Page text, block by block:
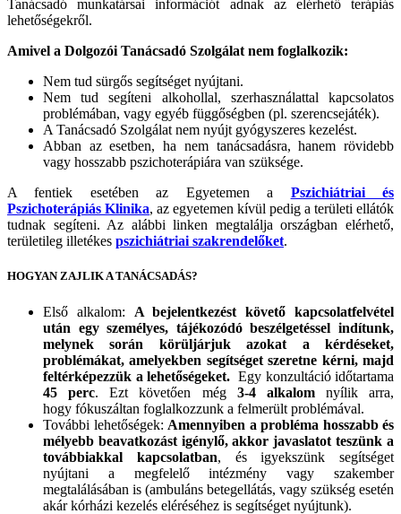
Tanácsadó munkatársai információt adnak az elérhető terápiás
lehetőségekről.
Amivel a Dolgozói Tanácsadó Szolgálat nem foglalkozik:
Nem tud sürgős segítséget nyújtani.
Nem tud segíteni alkohollal, szerhasználattal kapcsolatos
problémában, vagy egyéb függőségben (pl. szerencsejáték).
A Tanácsadó Szolgálat nem nyújt gyógyszeres kezelést.
Abban az esetben, ha nem tanácsadásra, hanem rövidebb
vagy hosszabb pszichoterápiára van szüksége.
A fentiek esetében az Egyetemen a Pszichiátriai és
Pszichoterápiás Klinika, az egyetemen kívül pedig a területi ellátók
tudnak segíteni. Az alábbi linken megtalálja országban elérhető,
területileg illetékes pszichiátriai szakrendelőket.
HOGYAN ZAJLIK A TANÁCSADÁS?
Első alkalom: A bejelentkezést követő kapcsolatfelvétel
után egy személyes, tájékozódó beszélgetéssel indítunk,
melynek során körüljárjuk azokat a kérdéseket,
problémákat, amelyekben segítséget szeretne kérni, majd
feltérképezzük a lehetőségeket. Egy konzultáció időtartama
45 perc. Ezt követően még 3-4 alkalomnyílik arra,
hogy fókuszáltan foglalkozzunk a felmerült problémával.
További lehetőségek: Amennyiben a probléma hosszabb és
mélyebb beavatkozást igénylő, akkor javaslatot teszünk a
továbbiakkal kapcsolatban, és igyekszünk segítséget
nyújtani a megfelelő intézmény vagy szakember
megtalálásában is (ambuláns betegellátás, vagy szükség esetén
akár kórházi kezelés eléréséhez is segítséget nyújtunk).